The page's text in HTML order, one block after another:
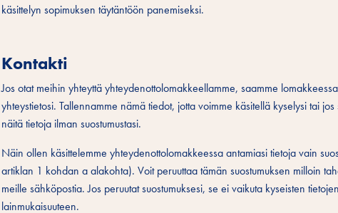
käsittelyn sopimuksen täytäntöön panemiseksi.
Kontakti
Jos otat meihin yhteyttä yhteydenottolomakkeellamme, saamme
yhteystietosi. Tallennamme nämä tiedot, jotta voimme käsitellä kyselysi tai
näitä tietoja ilman suostumustasi.
Näin ollen käsittelemme yhteydenottolomakkeessa antamiasi tietoja vain
artiklan 1 kohdan a alakohta). Voit peruuttaa tämän suostumuksen milloin
meille sähköpostia. Jos peruutat suostumuksesi, se ei vaikuta kyseisten
lainmukaisuuteen.